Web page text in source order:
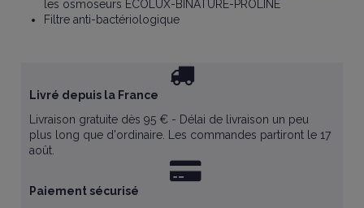
les osmoseurs ECOLUX-BINATURE-PROLINE
Filtre anti-bactériologique
Livré depuis la France
Livraison gratuite dès 95 € - Délai de livraison un peu
plus long que d'ordinaire. Les commandes partiront le 17
août.
Paiement sécurisé